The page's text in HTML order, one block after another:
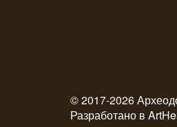
© 2017-2026
Разработано в